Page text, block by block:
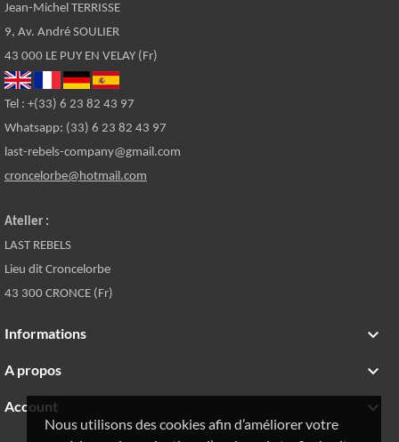
Nous utilisons des cookies afin d’améliorer votre
Jean-Michel TERRISSE
9, Av. André SOULIER
43 000 LE PUY EN VELAY (Fr)
Tel : +(33) 6 23 82 43 97
Whatsapp: (33) 6 23 82 43 97
last-rebels-company@gmail.com
croncelorbe@hotmail.com
Atelier :
LAST REBELS
Lieu dit Croncelorbe
43 300 CRONCE (Fr)
Informations 
A propos 
Account 